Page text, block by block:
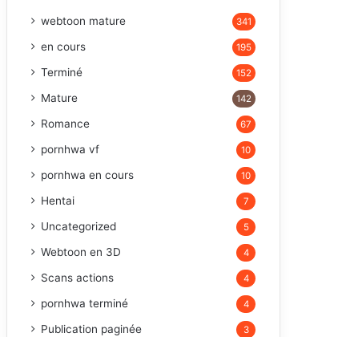
webtoon mature 341
en cours 195
Terminé 152
Mature 142
Romance 67
pornhwa vf 10
pornhwa en cours 10
Hentai 7
Uncategorized 5
Webtoon en 3D 4
Scans actions 4
pornhwa terminé 4
Publication paginée 3